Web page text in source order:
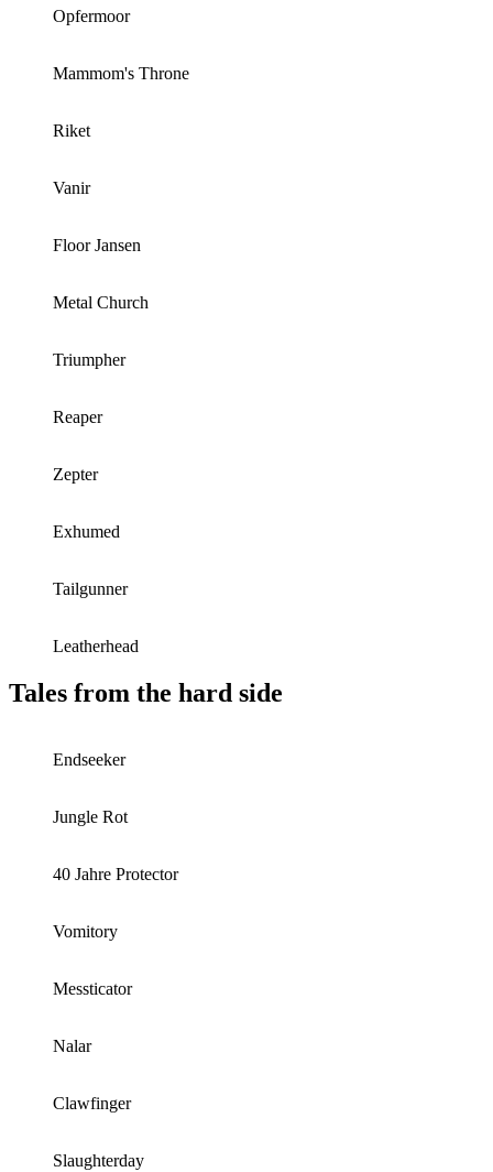
Opfermoor
Mammom's Throne
Riket
Vanir
Floor Jansen
Metal Church
Triumpher
Reaper
Zepter
Exhumed
Tailgunner
Leatherhead
Tales from the hard side
Endseeker
Jungle Rot
40 Jahre Protector
Vomitory
Messticator
Nalar
Clawfinger
Slaughterday